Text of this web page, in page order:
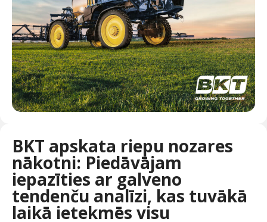
BKT apskata riepu nozares
nākotni: Piedāvājam
iepazīties ar galveno
tendenču analīzi, kas tuvākā
laikā ietekmēs visu